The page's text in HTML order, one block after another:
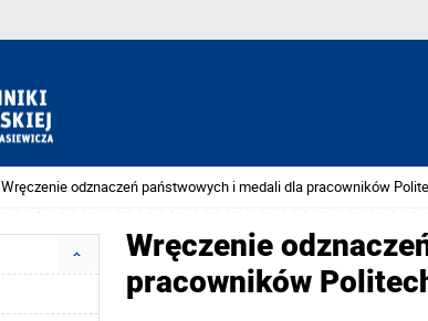
Wręczenie odznaczeń państwowych i medali dla pracowników
Wręczenie
pracowników